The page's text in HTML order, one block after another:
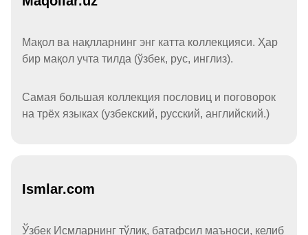
Мақол ва нақлларнинг энг катта коллекцияси. Ҳар
бир мақол учта тилда (ўзбек, рус, инглиз).
Самая большая коллекция пословиц и поговорок
на трёх языках (узбекский, русский, английский.)
Ismlar.com
Ўзбек Исмларнинг тўлиқ, батафсил маъноси, келиб